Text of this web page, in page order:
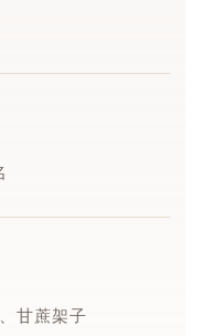
甘蔗架子